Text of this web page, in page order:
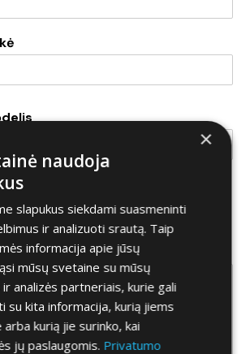
domina?
Naudotas
×
naudoja
slapukus siekdami suasmeninti
ir analizuoti srautą. Taip
informacija apie jūsų
mūsų svetaine su mūsų
analizės partneriais, kurie gali
su kita informacija, kurią jiems
kurią jie surinko, kai
jų paslaugomis. Privatumo